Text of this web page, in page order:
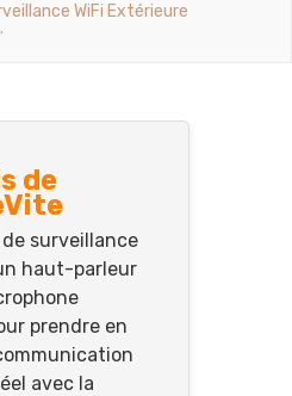
WiFi Extérieure
de
surveillance
haut-parleur
prendre en
avec la